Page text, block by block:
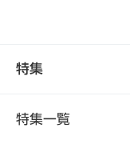
特集
特集一覧